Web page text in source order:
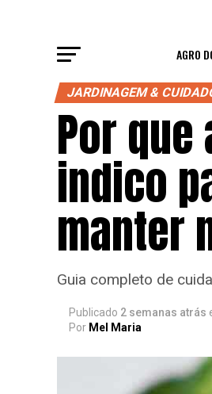
AGRO
JARDINAGEM &
Por
indico
manter
Guia completo de
Publicado 2 semanas atrás
Por Mel Maria